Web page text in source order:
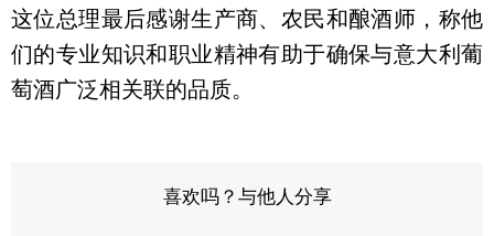
这位总理最后感谢生产商、农民和酿酒师，称他
们的专业知识和职业精神有助于确保与意大利葡
萄酒广泛相关联的品质。
喜欢吗？与他人分享